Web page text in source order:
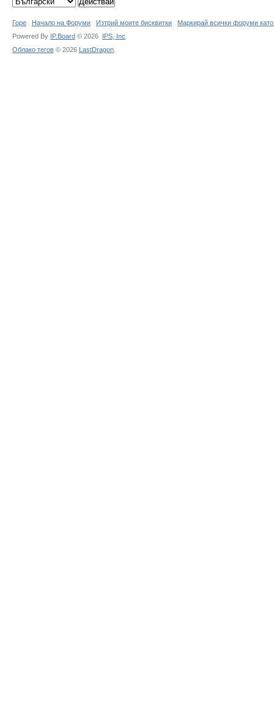
Горе Начало на Форуми Изтрий моите бисквитки
Маркирай всички форуми
Powered By IP.Board © 2026 IPS, Inc
Облако тегов © 2026 LastDragon